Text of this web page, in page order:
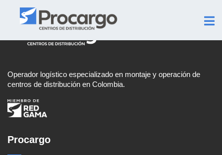
Operador logístico especializado en montaje y operación de
centros de distribución en Colombia.
Procargo